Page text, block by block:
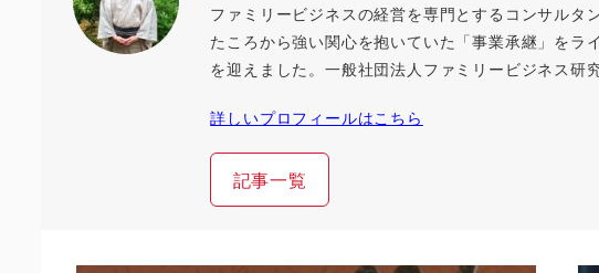
ファミリービジネスの経営を専門とするコンサル
たころから強い関心を抱いていた「事業承継」を
を迎えました。一般社団法人ファミリービジネス研
詳しいプロフィールはこちら
記事一覧